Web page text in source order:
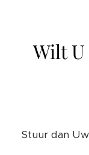
Wilt U
Stuur dan